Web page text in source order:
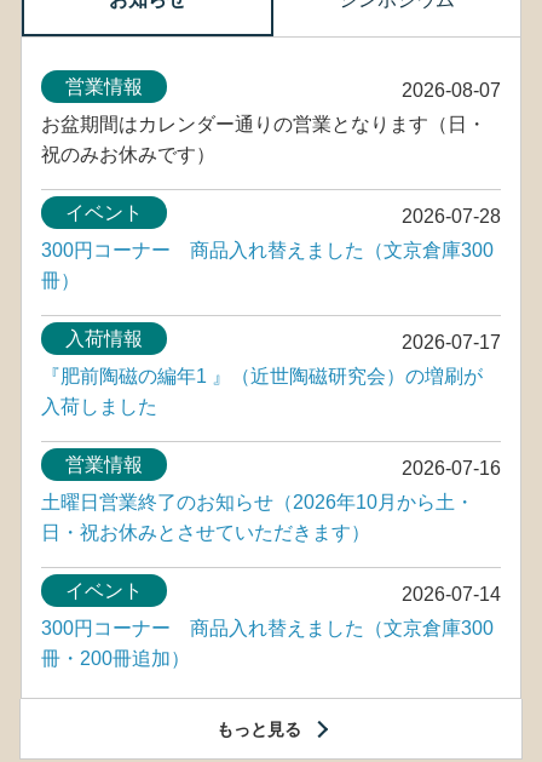
2026-08-07
営業情報
お盆期間はカレンダー通りの営業となります（日・
祝のみお休みです）
2026-07-28
イベント
300円コーナー 商品入れ替えました（文京倉庫300
冊）
2026-07-17
入荷情報
『肥前陶磁の編年1 』（近世陶磁研究会）の増刷が
入荷しました
2026-07-16
営業情報
土曜日営業終了のお知らせ（2026年10月から土・
日・祝お休みとさせていただきます）
2026-07-14
イベント
300円コーナー 商品入れ替えました（文京倉庫300
冊・200冊追加）
もっと見る